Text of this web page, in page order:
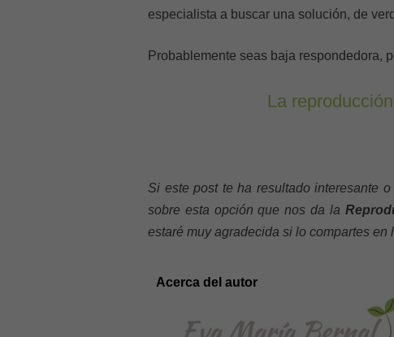
especialista a buscar una solución, de
Probablemente seas baja respondedora,
La
Si este post te ha resultado interesante
sobre esta opción que nos da la
estaré muy agradecida si lo compartes en
Acerca del autor